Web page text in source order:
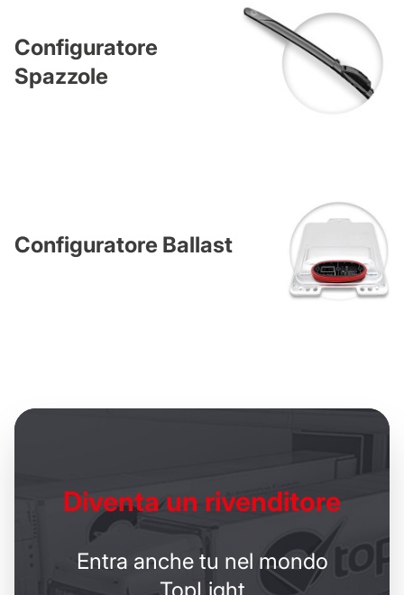
Configuratore
Spazzole
Configuratore Ballast
Diventa un rivenditore
Entra anche tu nel mondo
TopLight